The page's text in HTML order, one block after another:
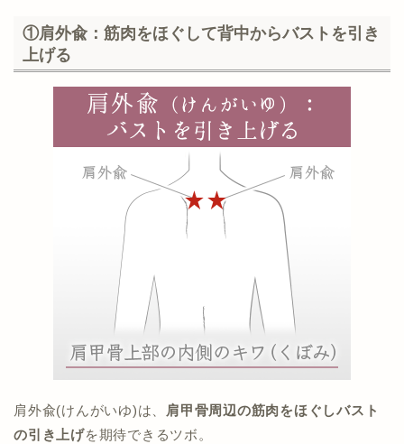
①肩外兪：筋肉をほぐして背中からバストを引き
上げる
肩外兪(けんがいゆ)は、
肩甲骨周辺の筋肉をほぐしバスト
の引き上げを期待できるツボ。